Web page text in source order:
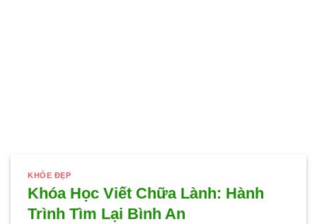
KHỎE ĐẸP
Khóa Học Viết Chữa Lành: Hành
Trình Tìm Lại Bình An